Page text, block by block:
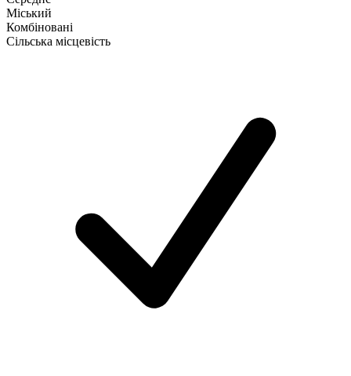
Міський
Комбіновані
Сільська місцевість